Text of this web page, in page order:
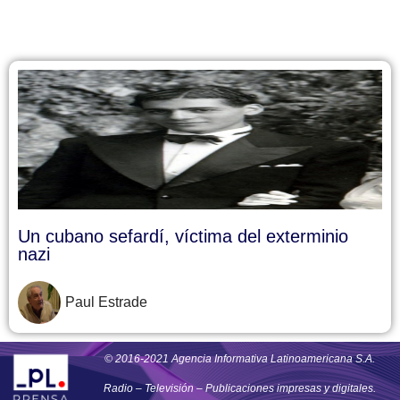
Un cubano sefardí, víctima del exterminio
nazi
Paul Estrade
© 2016-2021 Agencia Informativa Latinoamericana S.A.
Radio – Televisión – Publicaciones impresas y digitales.